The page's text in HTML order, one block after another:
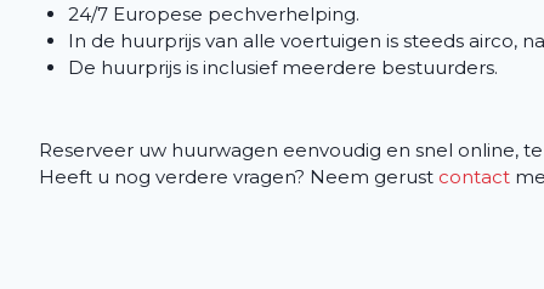
24/7 Europese pechverhelping.
In de huurprijs van alle voertuigen is steeds airco,
De huurprijs is inclusief meerdere bestuurders.
Reserveer uw huurwagen eenvoudig en snel online,
Heeft u nog verdere vragen? Neem gerust contact